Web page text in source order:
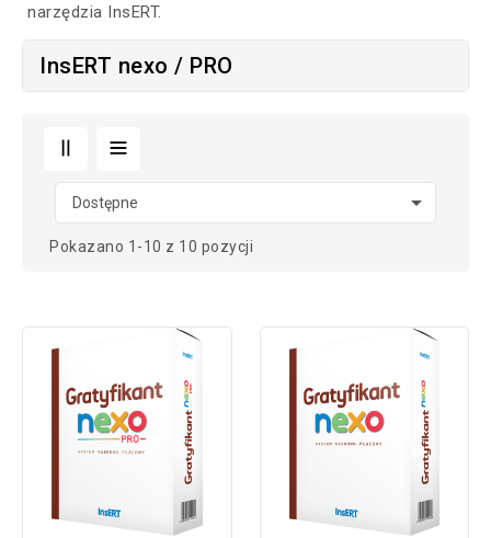
narzędzia InsERT.
InsERT nexo / PRO
Dostępne 
Pokazano 1-10 z 10 pozycji